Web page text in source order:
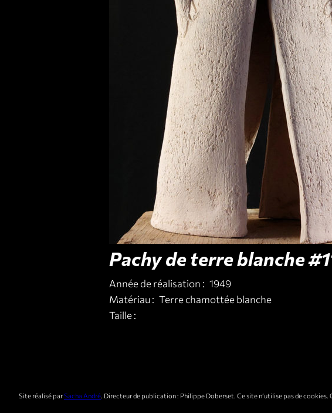
Pachy de terre blanche
Année de réalisation : 1949
Matériau : Terre chamottée blanche
Taille :
Site réalisé parSacha André. Directeur de publication : Philippe Doberset. Ce site n’utilise pas de cookies.